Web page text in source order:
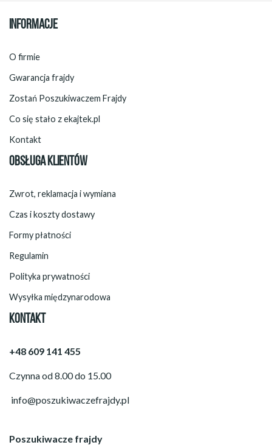
INFORMACJE
O firmie
Gwarancja frajdy
Zostań Poszukiwaczem Frajdy
Co się stało z ekajtek.pl
Kontakt
OBSŁUGA KLIENTÓW
Zwrot, reklamacja i wymiana
Czas i koszty dostawy
Formy płatności
Regulamin
Polityka prywatności
Wysyłka międzynarodowa
KONTAKT
+48 609 141 455
Czynna od 8.00 do 15.00
info@poszukiwaczefrajdy.pl
Poszukiwacze frajdy